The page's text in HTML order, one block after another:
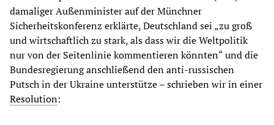
damaliger Außenminister auf der Münchner
Sicherheitskonferenz erklärte, Deutschland sei „zu groß
und wirtschaftlich zu stark, als dass wir die Weltpolitik
nur von der Seitenlinie kommentieren könnten“ und die
Bundesregierung anschließend den anti-russischen
Putsch in der Ukraine unterstütze – schrieben wir in einer
Resolution: